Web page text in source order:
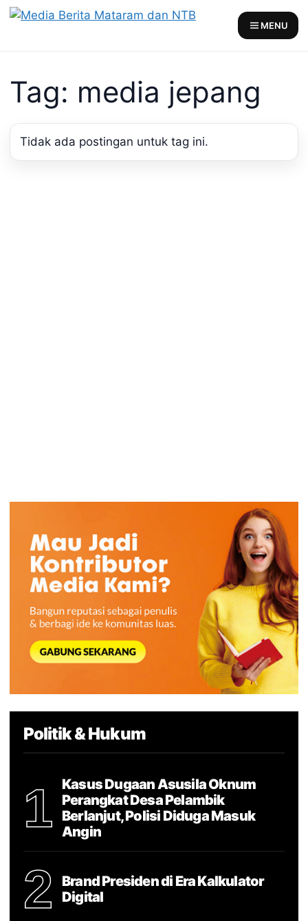
Skip
MENU
Tag: media jepang
Tidak ada postingan untuk tag ini.
Politik & Hukum
1
Kasus Dugaan Asusila Oknum
Perangkat Desa Pelambik
Berlanjut, Polisi Diduga Masuk
Angin
2
Brand Presiden di Era Kalkulator
Digital